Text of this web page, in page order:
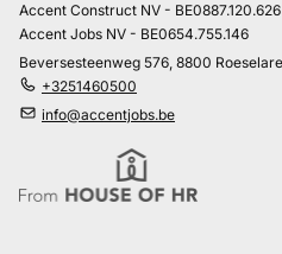
Accent Construct NV - BE0887.120.626
Accent Jobs NV - BE0654.755.146
Beversesteenweg 576, 8800 Roeselare
+3251460500
info@accentjobs.be